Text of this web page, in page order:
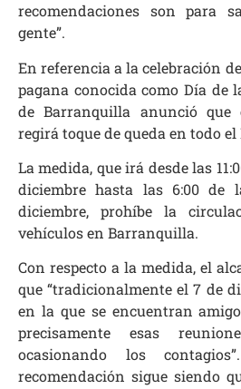
recomendaciones son para
gente”.
En referencia a la celebración
pagana conocida como Día de
de Barranquilla anunció que
regirá toque de queda en todo
La medida, que irá desde las
diciembre hasta las 6:00 de
diciembre, prohíbe la
vehículos en Barranquilla.
Con respecto a la medida, el
que “tradicionalmente el 7 de
en la que se encuentran
precisamente esas
ocasionando los
recomendación sigue siendo